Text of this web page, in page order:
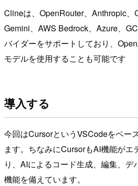
Clineは、OpenRouter、Anthropic、
Gemini、AWS Bedrock、Azure、
バイダーをサポートしており、
モデルを使用することも可能です
導入する
今回はCursorというVSCodeをベー
ます。ちなみにCursorもAI機能がエ
り、AIによるコード生成、編集、デ
機能を備えています。